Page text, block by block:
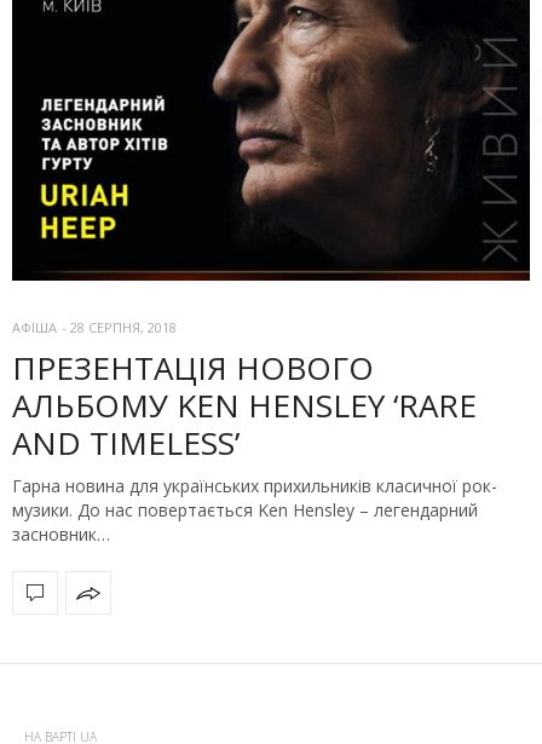
АФІША - 28 СЕРПНЯ, 2018
ПРЕЗЕНТАЦІЯ НОВОГО
АЛЬБОМУ KEN HENSLEY ‘RARE
AND TIMELESS’
Гарна новина для українських прихильників класичної рок-
музики. До нас повертається Ken Hensley – легендарний
засновник…
НА ВАРТІ UA